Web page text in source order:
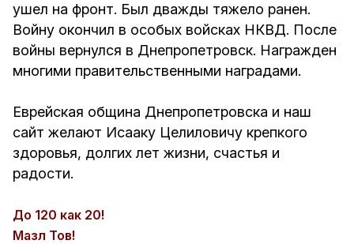
ушел на фронт. Был дважды тяжело ранен.
Войну окончил в особых войсках НКВД. После
войны вернулся в Днепропетровск. Награжден
многими правительственными наградами.
Еврейская община Днепропетровска и наш
сайт желают Исааку Целиловичу крепкого
здоровья, долгих лет жизни, счастья и
радости.
До 120 как 20!
Мазл Тов!